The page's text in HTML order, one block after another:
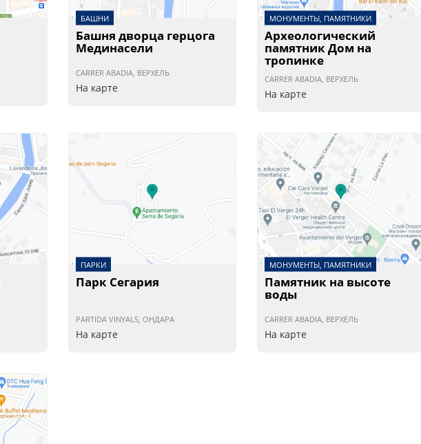
БАШНИ
Башня дворца герцога
Мединасели
CARRER ABADIA, ВЕРХЕЛЬ
На карте
МОНУМЕНТЫ, ПАМЯТНИКИ
Археологический
памятник Дом на
тропинке
CARRER ABADIA, ВЕРХЕЛЬ
На карте
ПАРКИ
Парк Сегария
PARTIDA VINYALS, ОНДАРА
На карте
МОНУМЕНТЫ, ПАМЯТНИКИ
Памятник на высоте
воды
CARRER ABADIA, ВЕРХЕЛЬ
На карте